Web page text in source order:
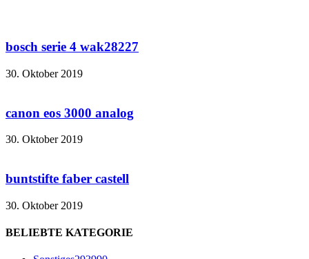
bosch serie 4 wak28227
30. Oktober 2019
canon eos 3000 analog
30. Oktober 2019
buntstifte faber castell
30. Oktober 2019
BELIEBTE KATEGORIE